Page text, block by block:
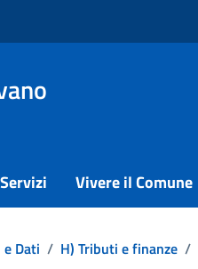
Servizi Vivere il Comune
Dati / H) Tributi e finanze /